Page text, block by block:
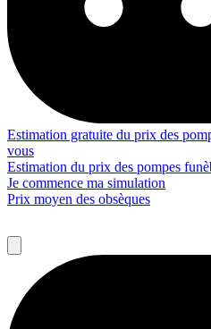
Estimation gratuite du prix des
vous
Estimation du prix des pompes
Je commence ma simulation
Prix moyen des obsèques